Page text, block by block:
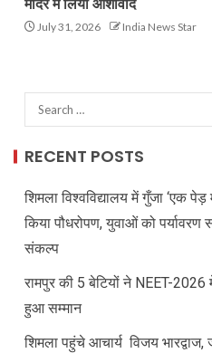
मंदिर में लिया आशीर्वाद
July 31, 2026 India News Star
RECENT POSTS
शिमला विश्वविद्यालय में गुँजा ‘एक
किया पौधरोपण, युवाओं को पर्यावरण
संकल्प
रामपुर की 5 बेटियों ने NEET-2026
हुआ सम्मान
शिमला पहुंचे आचार्य विजय भारद्वाज,